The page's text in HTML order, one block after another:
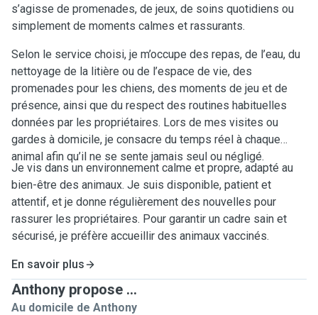
s’agisse de promenades, de jeux, de soins quotidiens ou
simplement de moments calmes et rassurants.
Selon le service choisi, je m’occupe des repas, de l’eau, du
nettoyage de la litière ou de l’espace de vie, des
promenades pour les chiens, des moments de jeu et de
présence, ainsi que du respect des routines habituelles
données par les propriétaires. Lors de mes visites ou
gardes à domicile, je consacre du temps réel à chaque
animal afin qu’il ne se sente jamais seul ou négligé.
Je vis dans un environnement calme et propre, adapté au
bien-être des animaux. Je suis disponible, patient et
attentif, et je donne régulièrement des nouvelles pour
rassurer les propriétaires. Pour garantir un cadre sain et
sécurisé, je préfère accueillir des animaux vaccinés.
En savoir plus
Anthony propose ...
Au domicile de Anthony